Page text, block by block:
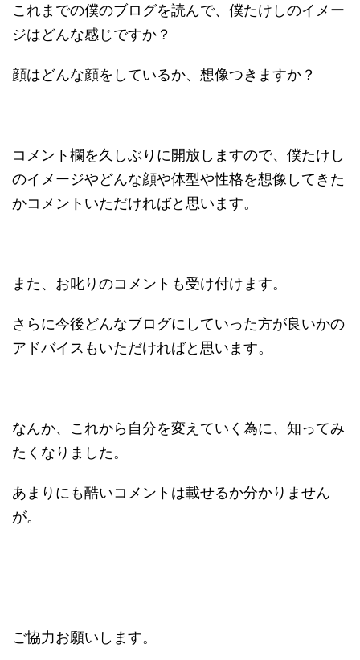
これまでの僕のブログを読んで、僕たけしのイメー
ジはどんな感じですか？
顔はどんな顔をしているか、想像つきますか？
コメント欄を久しぶりに開放しますので、僕たけし
のイメージやどんな顔や体型や性格を想像してきた
かコメントいただければと思います。
また、お叱りのコメントも受け付けます。
さらに今後どんなブログにしていった方が良いかの
アドバイスもいただければと思います。
なんか、これから自分を変えていく為に、知ってみ
たくなりました。
あまりにも酷いコメントは載せるか分かりません
が。
ご協力お願いします。